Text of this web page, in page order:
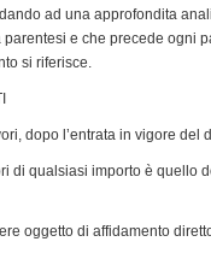
ad una approfondita
e che precede ogni
si riferisce.
dopo l’entrata in vigore del
di qualsiasi importo è quello
oggetto di affidamento